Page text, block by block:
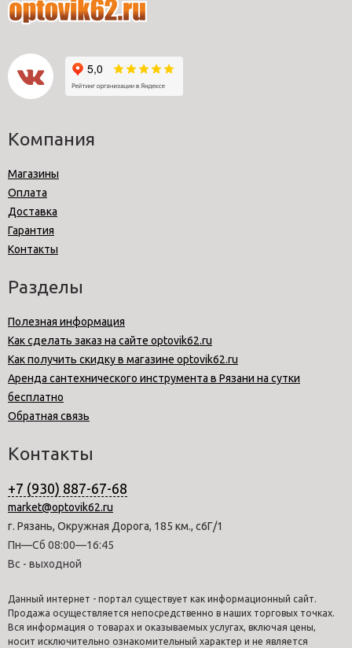
Компания
Магазины
Оплата
Доставка
Гарантия
Контакты
Разделы
Полезная информация
Как сделать заказ на сайте optovik62.ru
Как получить скидку в магазине optovik62.ru
Аренда сантехнического инструмента в Рязани на сутки
бесплатно
Обратная связь
Контакты
+7 (930) 887-67-68
market@optovik62.ru
г. Рязань, Окружная Дорога, 185 км., с6Г/1
Пн—Сб 08:00—16:45
Вс - выходной
Данный интернет - портал существует как информационный сайт.
Продажа осуществляется непосредственно в наших торговых точках.
Вся информация о товарах и оказываемых услугах, включая цены,
носит исключительно ознакомительный характер и не является